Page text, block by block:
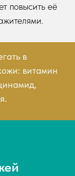
повысить её
в
витамин